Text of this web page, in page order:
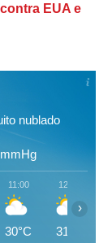
EUA e
nublado
mmHg
11:00
30°C
12:00
31°C
›